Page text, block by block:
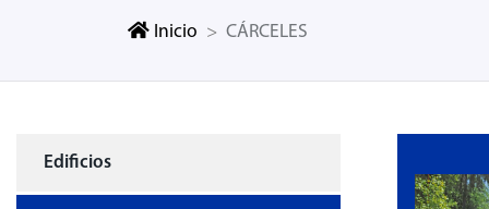
Inicio CÁRCELES
Edificios